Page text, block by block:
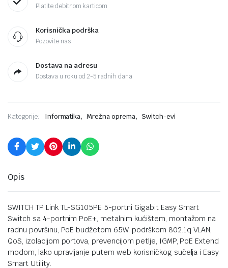
Platite debitnom karticom
Korisnička podrška
Pozovite nas
Dostava na adresu
Dostava u roku od 2-5 radnih dana
Kategorije: Informatika, Mrežna oprema, Switch-evi
Opis
SWITCH TP Link TL-SG105PE 5-portni Gigabit Easy Smart
Switch sa 4-portnim PoE+, metalnim kućištem, montažom na
radnu površinu, PoE budžetom 65W, podrškom 802.1q VLAN,
QoS, izolacijom portova, prevencijom petlje, IGMP, PoE Extend
modom, lako upravljanje putem web korisničkog sučelja i Easy
Smart Utility.